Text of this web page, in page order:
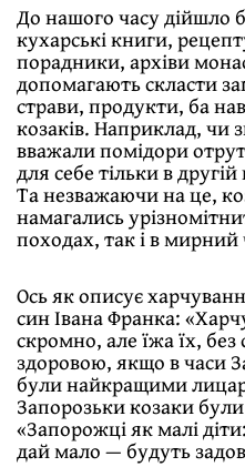
До нашого часу дійшло
кухарські книги,
порадники, архіви
допомагають скласти
страви, продукти, ба
козаків. Наприклад, чи
вважали помідори
для себе тільки в
Та незважаючи на це,
намагались
походах, так і в мирний
Ось як описує
син Івана Франка:
скромно, але їжа їх,
здоровою, якщо в часи
були найкращими
Запорозьки козаки були
«Запорожці як малі
дай мало — будуть